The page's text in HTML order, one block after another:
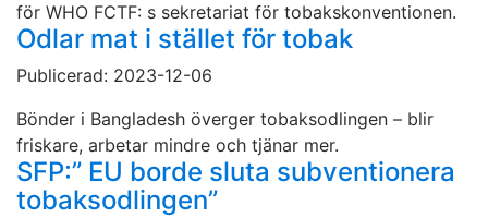
för WHO FCTF: s sekretariat för tobakskonventionen.
Odlar mat i stället för tobak
Publicerad: 2023-12-06
Bönder i Bangladesh överger tobaksodlingen – blir
friskare, arbetar mindre och tjänar mer.
SFP:” EU borde sluta subventionera
tobaksodlingen”